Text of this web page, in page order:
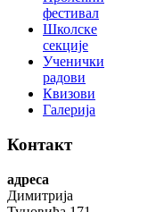
фестивал
Школске
секције
Ученички
радови
Квизови
Галерија
Контакт
адреса
Димитрија